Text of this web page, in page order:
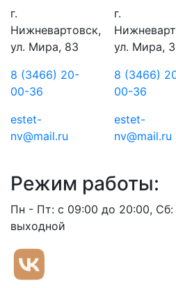
г.
Нижневартовск,
ул. Мира, 83
8 (3466) 20-
00-36
estet-
nv@mail.ru
г.
ул. Мира,
8 (3466)
00-36
estet-
nv@mail.ru
Режим работы:
Пн - Пт: с 09:00 до 20:00, Сб:
выходной